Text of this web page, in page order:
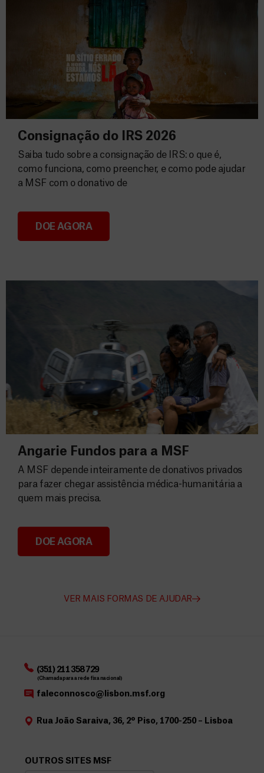
Consignação do IRS 2026
Consignação do IRS 2026
Saiba tudo sobre a consignação de IRS: o que é,
como funciona, como preencher, e como pode ajudar
a MSF com o donativo de
DOE AGORA
Angarie Fundos para a MSF
Angarie Fundos para a MSF
A MSF depende inteiramente de donativos privados
para fazer chegar assistência médica-humanitária a
quem mais precisa.
DOE AGORA
VER MAIS FORMAS DE AJUDAR
(351) 211 358 729
(Chamada para a rede fixa nacional)
faleconnosco@lisbon.msf.org
Rua João Saraiva, 36, 2º Piso, 1700-250 – Lisboa
OUTROS SITES MSF